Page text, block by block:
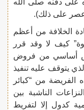
على دفنه صلى الله
عصر على ذلك).
الخلافة من أعظم
كيف لا وقد قرر
أساسي من فروض
يتوقف عليه تنفيذ
من “كبائر
الناشبة بين
كدول إلا لتفريط